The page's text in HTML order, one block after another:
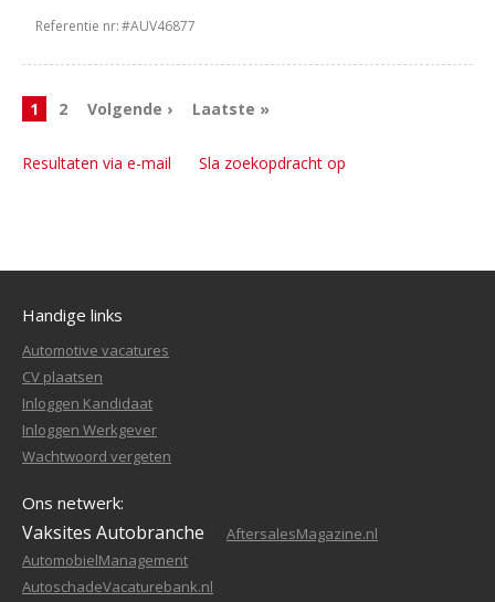
Referentie nr:#AUV46877
1 2 Volgende › Laatste »
Resultaten via e-mail Sla zoekopdracht op
Handige links
Automotive vacatures
CV plaatsen
Inloggen Kandidaat
Inloggen Werkgever
Wachtwoord vergeten
Ons netwerk:
Vaksites Autobranche
AftersalesMagazine.nl
AutomobielManagement
AutoschadeVacaturebank.nl